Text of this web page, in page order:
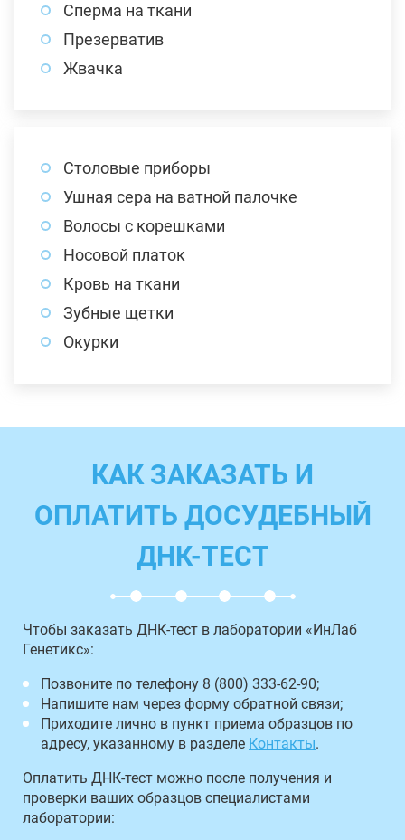
Сперма на ткани
Презерватив
Жвачка
Столовые приборы
Ушная сера на ватной палочке
Волосы с корешками
Носовой платок
Кровь на ткани
Зубные щетки
Окурки
КАК ЗАКАЗАТЬ И
ОПЛАТИТЬ ДОСУДЕБНЫЙ
ДНК-ТЕСТ
Чтобы заказать ДНК-тест в лаборатории «ИнЛаб
Генетикс»:
Позвоните по телефону 8 (800) 333-62-90;
Напишите нам через форму обратной связи;
Приходите лично в пункт приема образцов по
адресу, указанному в разделе Контакты.
Оплатить ДНК-тест можно после получения и
проверки ваших образцов специалистами
лаборатории: